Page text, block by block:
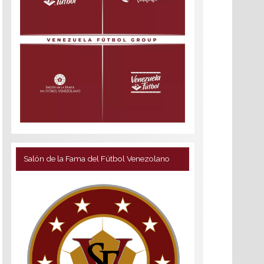
Salón de la Fama del Fútbol Venezolano